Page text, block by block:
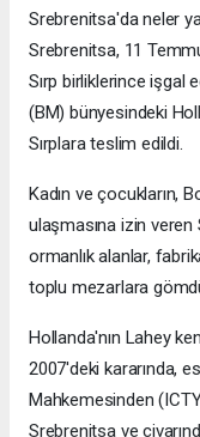
Srebrenitsa'da neler
Srebrenitsa, 11
Sırp birliklerince işgal
(BM) bünyesindeki
Sırplara teslim edildi.
Kadın ve çocukların,
ulaşmasına izin veren
ormanlık alanlar,
toplu mezarlara
Hollanda'nın Lahey
2007'deki kararında,
Mahkemesinden
Srebrenitsa ve